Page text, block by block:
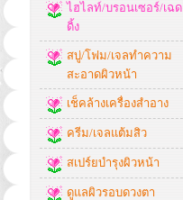
ไฮไลท์/บรอนเซอร์/เฉด
ดิ้ง
สบู่/โฟม/เจลทำความ
สะอาดผิวหน้า
เช็คล้างเครื่องสำอาง
ครีม/เจลแต้มสิว
สเปร์ยบำรุงผิวหน้า
ดููแลผิวรอบดวงตา